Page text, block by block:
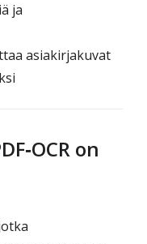
ja
asiakirjakuvat
on